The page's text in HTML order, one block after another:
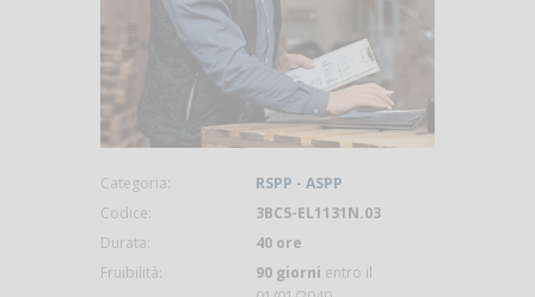
Categoria:
RSPP - ASPP
Codice:
3BC5-EL1131N.03
Durata:
40 ore
Fruibilità:
90 giorni entro il